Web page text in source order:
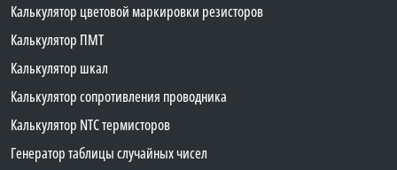
Калькулятор цветовой маркировки резисторов
Калькулятор ПМТ
Калькулятор шкал
Калькулятор сопротивления проводника
Калькулятор NTC термисторов
Генератор таблицы случайных чисел